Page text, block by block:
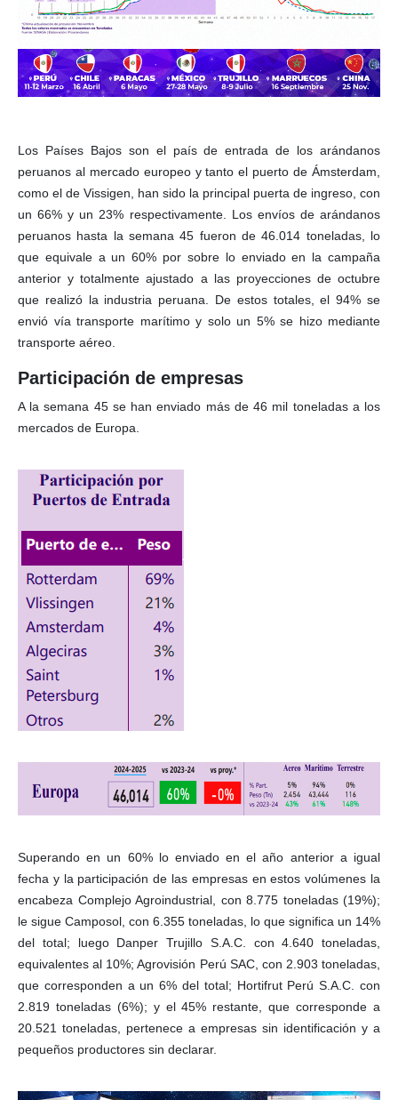
Los Países Bajos son el país de entrada de los arándanos
peruanos al mercado europeo y tanto el puerto de Ámsterdam,
como el de Vissigen, han sido la principal puerta de ingreso, con
un 66% y un 23% respectivamente. Los envíos de arándanos
peruanos hasta la semana 45 fueron de 46.014 toneladas, lo
que equivale a un 60% por sobre lo enviado en la campaña
anterior y totalmente ajustado a las proyecciones de octubre
que realizó la industria peruana. De estos totales, el 94% se
envió vía transporte marítimo y solo un 5% se hizo mediante
transporte aéreo.
Participación de empresas
A la semana 45 se han enviado más de 46 mil toneladas a los
mercados de Europa.
Superando en un 60% lo enviado en el año anterior a igual
fecha y la participación de las empresas en estos volúmenes la
encabeza Complejo Agroindustrial, con 8.775 toneladas (19%);
le sigue Camposol, con 6.355 toneladas, lo que significa un 14%
del total; luego Danper Trujillo S.A.C. con 4.640 toneladas,
equivalentes al 10%; Agrovisión Perú SAC, con 2.903 toneladas,
que corresponden a un 6% del total; Hortifrut Perú S.A.C. con
2.819 toneladas (6%); y el 45% restante, que corresponde a
20.521 toneladas, pertenece a empresas sin identificación y a
pequeños productores sin declarar.